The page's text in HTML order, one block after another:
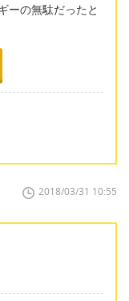
ーの無駄だったと
2018/03/31 10:55